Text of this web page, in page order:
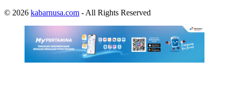
© 2026 kabarnusa.com - All Rights Reserved